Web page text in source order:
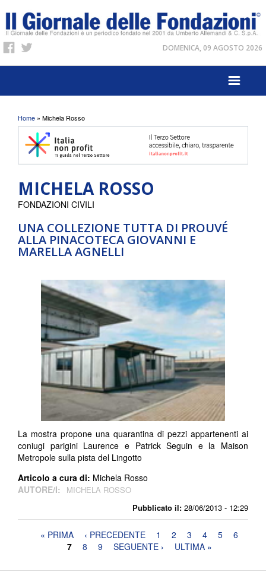
DOMENICA, 09 AGOSTO 2026
Tu sei qui
Home » Michela Rosso
MICHELA ROSSO
UNA COLLEZIONE TUTTA DI PROUVÉ
ALLA PINACOTECA GIOVANNI E
MARELLA AGNELLI
Pubblicato il: 28/06/2013 - 12:29
FONDAZIONI CIVILI
La mostra propone una quarantina di pezzi appartenenti ai
coniugi parigini Laurence e Patrick Seguin e la Maison
Metropole sulla pista del Lingotto
Articolo a cura di: Michela Rosso
AUTORE/I:
MICHELA ROSSO
Pagine« PRIMA ‹ PRECEDENTE 1 2 3 4 5
6
7
8 9 SEGUENTE › ULTIMA »